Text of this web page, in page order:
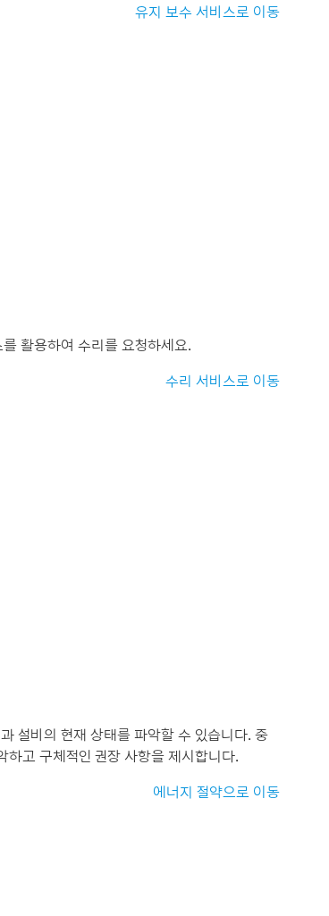
유지 보수 서비스로 이동
활용하여 수리를 요청하세요.
수리 서비스로 이동
설비의 현재 상태를 파악할 수 있습니다. 중
하고 구체적인 권장 사항을 제시합니다.
에너지 절약으로 이동